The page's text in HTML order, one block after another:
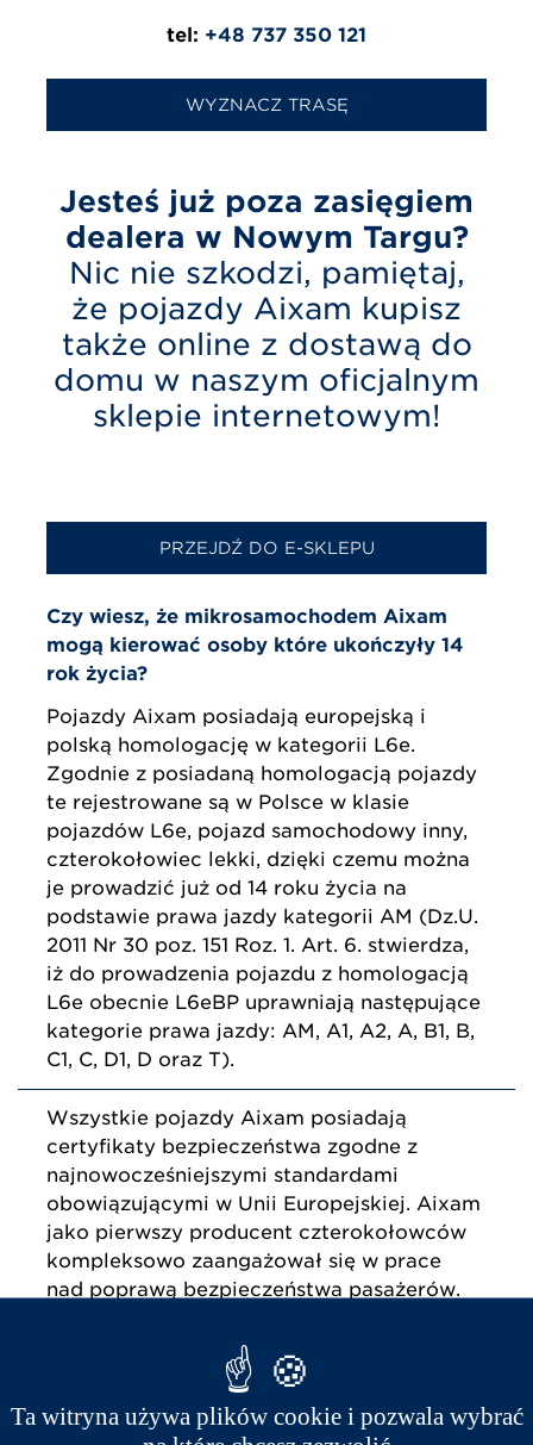
tel: +48 737 350 121
WYZNACZ TRASĘ
Jesteś już poza zasięgiem
dealera w Nowym Targu?
Nic nie szkodzi, pamiętaj,
że pojazdy Aixam kupisz
także online z dostawą do
domu w naszym oficjalnym
sklepie internetowym!
PRZEJDŹ DO E-SKLEPU
Czy wiesz, że mikrosamochodem Aixam
mogą kierować osoby które ukończyły 14
rok życia?
Pojazdy Aixam posiadają europejską i
polską homologację w kategorii L6e.
Zgodnie z posiadaną homologacją pojazdy
te rejestrowane są w Polsce w klasie
pojazdów L6e, pojazd samochodowy inny,
czterokołowiec lekki, dzięki czemu można
je prowadzić już od 14 roku życia na
podstawie prawa jazdy kategorii AM (Dz.U.
2011 Nr 30 poz. 151 Roz. 1. Art. 6. stwierdza,
iż do prowadzenia pojazdu z homologacją
L6e obecnie L6eBP uprawniają następujące
kategorie prawa jazdy: AM, A1, A2, A, B1, B,
C1, C, D1, D oraz T).
Wszystkie pojazdy Aixam posiadają
certyfikaty bezpieczeństwa zgodne z
najnowocześniejszymi standardami
obowiązującymi w Unii Europejskiej. Aixam
jako pierwszy producent czterokołowców
kompleksowo zaangażował się w prace
nad poprawą bezpieczeństwa pasażerów.
Aixam od 1988 roku poddaje wszystkie
swoje modele próbom zderzeniowym tak,
aby zapewnić maksymalne bezpieczeństwo
pasażerów.
Ta witryna używa plików cookie i pozwala wybrać